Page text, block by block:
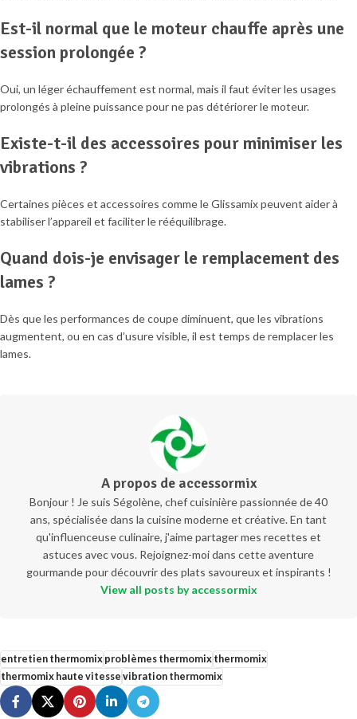
Est-il normal que le moteur chauffe après une
session prolongée ?
Oui, un léger échauffement est normal, mais il faut éviter les usages
prolongés à pleine puissance pour ne pas détériorer le moteur.
Existe-t-il des accessoires pour minimiser les
vibrations ?
Certaines pièces et accessoires comme le Glissamix peuvent aider à
stabiliser l’appareil et faciliter le rééquilibrage.
Quand dois-je envisager le remplacement des
lames ?
Dès que les performances de coupe diminuent, que les vibrations
augmentent, ou en cas d’usure visible, il est temps de remplacer les
lames.
A propos de accessormix
Bonjour ! Je suis Ségolène, chef cuisinière passionnée de 40
ans, spécialisée dans la cuisine moderne et créative. En tant
qu'influenceuse culinaire, j'aime partager mes recettes et
astuces avec vous. Rejoignez-moi dans cette aventure
gourmande pour découvrir des plats savoureux et inspirants !
View all posts by accessormix
entretien thermomixproblèmes thermomixthermomix
thermomix haute vitesse vibration thermomix